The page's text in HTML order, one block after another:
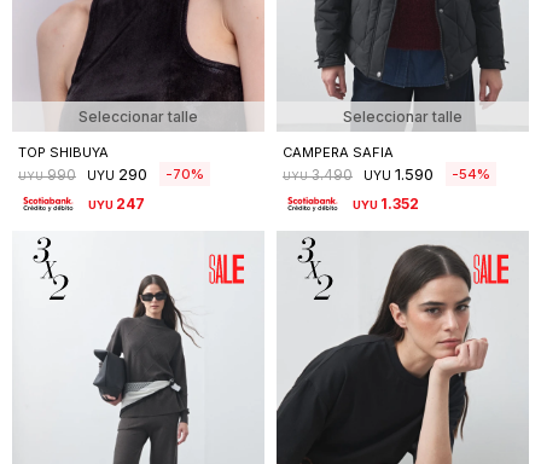
Seleccionar talle
TOP SHIBUYA
UYU 990 UYU 290 70
UYU 247
Seleccionar talle
CAMPERA SAFIA
UYU 3.490 UYU 1.590 54
UYU 1.352